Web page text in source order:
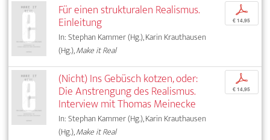
Für einen strukturalen Realismus.
Einleitung
In: Stephan Kammer (Hg.), Karin Krauthausen
(Hg.),Make it Real
p
€ 14,95
(Nicht) Ins Gebüsch kotzen, oder:
Die Anstrengung des Realismus.
Interview mit Thomas Meinecke
In: Stephan Kammer (Hg.), Karin Krauthausen
(Hg.),Make it Real
p
€ 14,95